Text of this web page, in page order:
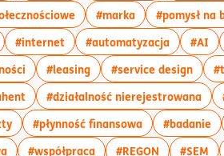
z tagiem:#ZUSwięcej artykułów z
#markawięcej#pomysł na
artykułów z tagiem:#wsparcie dla
#internetwięcej artykułów z
#automatyzacjawięcej
#AI
z tagiem:#KSeF
więcej artykułów z
#leasingwięcej artykułów z
#service design
z tagiem:#umowy
więcej artykułów z
#działalność nierejestrowana
z tagiem:#faktoring
więcej artykułów z tagiem:#koszty
#płynność finansowawięcej#badanie
więcej artykułów z tagiem:#zdolność
#współpracawięcej artykułów z
#REGON więcej
#SEM